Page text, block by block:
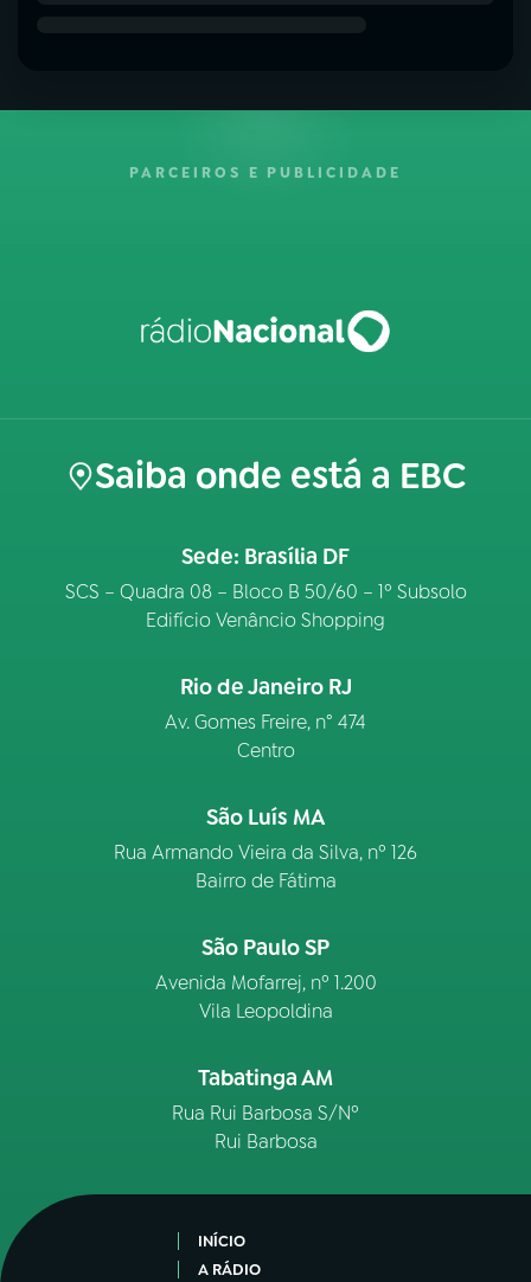
PARCEIROS E PUBLICIDADE
Saiba onde está a EBC
Sede: Brasília DF
SCS – Quadra 08 – Bloco B 50/60 – 1º Subsolo
Edifício Venâncio Shopping
Rio de Janeiro RJ
Av. Gomes Freire, n° 474
Centro
São Luís MA
Rua Armando Vieira da Silva, nº 126
Bairro de Fátima
São Paulo SP
Avenida Mofarrej, nº 1.200
Vila Leopoldina
Tabatinga AM
Rua Rui Barbosa S/Nº
Rui Barbosa
INÍCIO
A RÁDIO